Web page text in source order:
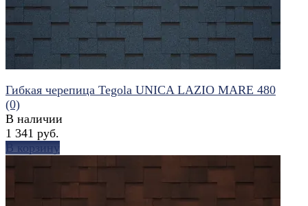
Гибкая черепица Tegola UNICA LAZIO MARE 480
(0)
В наличии
1 341 руб.
В корзину